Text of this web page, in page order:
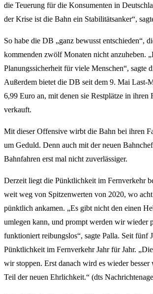
die Teuerung für die Konsumenten in
der Krise ist die Bahn ein Stabilitätsanker“,
So habe die DB „ganz bewusst entschieden“,
kommenden zwölf Monaten nicht anzuheben.
Planungssicherheit für viele Menschen“, sagte
Außerdem bietet die DB seit dem 9. Mai Last-
6,99 Euro an, mit denen sie Restplätze in ihren
verkauft.
Mit dieser Offensive wirbt die Bahn bei ihren
um Geduld. Denn auch mit der neuen
Bahnfahren erst mal nicht zuverlässiger.
Derzeit liegt die Pünktlichkeit im Fernverkehr
weit weg von Spitzenwerten von 2020, wo
pünktlich ankamen. „Es gibt nicht den einen
umlegen kann, und prompt werden wir wieder
funktioniert reibungslos“, sagte Palla. Seit fünf
Pünktlichkeit im Fernverkehr Jahr für Jahr.
wir stoppen. Erst danach wird es wieder besser
Teil der neuen Ehrlichkeit.“ (dts